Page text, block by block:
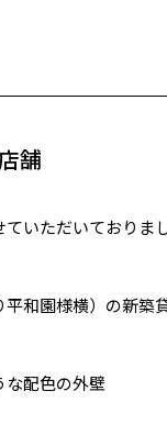
舗
いただいておりま
和園様横）の新築
な配色の外壁